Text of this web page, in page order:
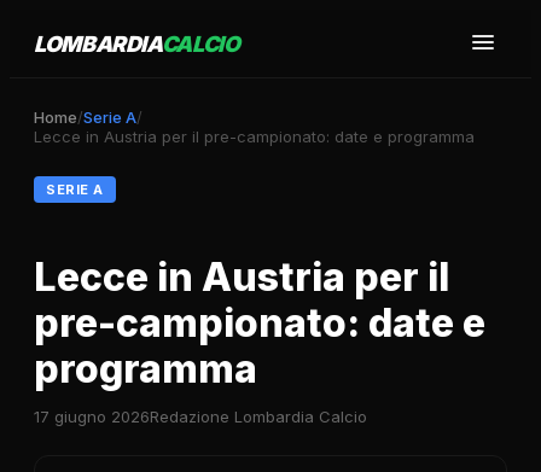
LOMBARDIACALCIO
Home/Serie A/
Lecce in Austria per il pre-campionato: date e programma
SERIE A
Lecce in Austria per il
pre-campionato: date e
programma
17 giugno 2026Redazione Lombardia Calcio